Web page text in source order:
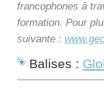
francophones à
formation. Pour
suivante :
Balises :